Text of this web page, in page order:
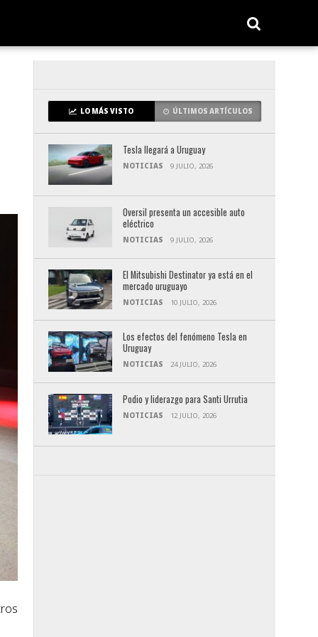
LO MÁS VISTO ÚLTIMOS ARTÍCULOS
Tesla llegará a Uruguay
NOTICIAS 9 JULIO, 2026
Oversil presenta un accesible auto
eléctrico
NOTICIAS 9 JULIO, 2026
El Mitsubishi Destinator ya está en el
mercado uruguayo
NOTICIAS 10 JULIO, 2026
Los efectos del fenómeno Tesla en
Uruguay
NOTICIAS 24 JULIO, 2026
Podio y liderazgo para Santi Urrutia
NOTICIAS 12 JULIO, 2026